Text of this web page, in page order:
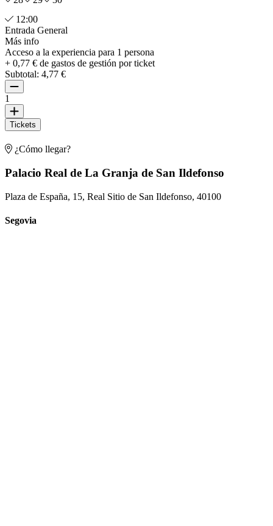
¿Cómo llegar?
Palacio Real de La Granja de San Ildefonso
Plaza de España, 15, Real Sitio de San Ildefonso, 40100
Segovia
12:00
Entrada General
Más info
Acceso a la experiencia para 1 persona
+ 0,77 € de gastos de gestión por ticket
Subtotal: 4,77 €
1
Tickets